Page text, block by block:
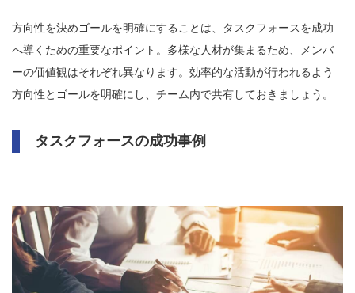
方向性を決めゴールを明確にすることは、タスクフォースを成功
へ導くための重要なポイント。多様な人材が集まるため、メンバ
ーの価値観はそれぞれ異なります。効率的な活動が行われるよう
方向性とゴールを明確にし、チーム内で共有しておきましょう。
タスクフォースの成功事例